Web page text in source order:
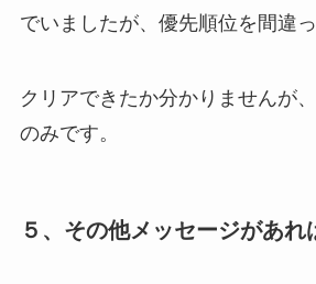
でいましたが、優先順位を間違っ
クリアできたか分かりませんが
のみです。
５、その他メッセージがあれ